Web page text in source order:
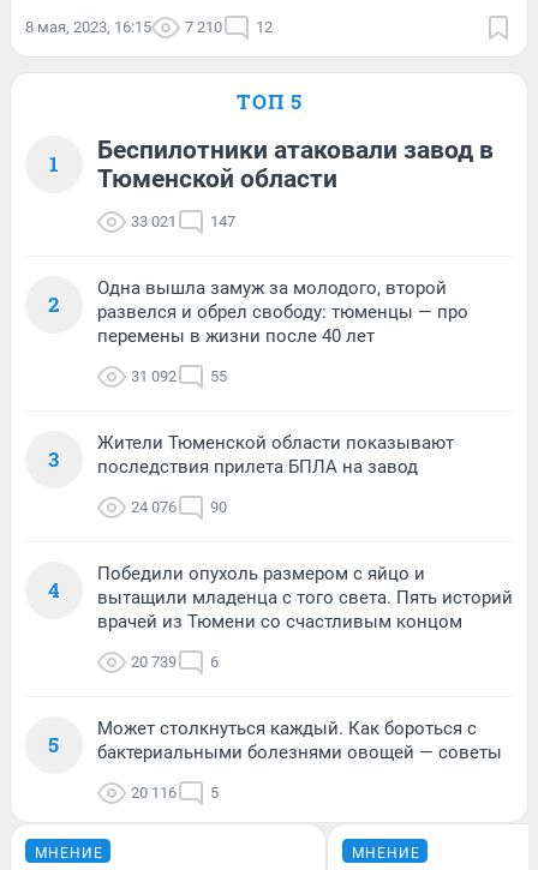
8 мая, 2023, 16:15 7 210 12
ТОП 5
1
Беспилотники атаковали завод в
Тюменской области
33 021 147
2
Одна вышла замуж за молодого, второй
развелся и обрел свободу: тюменцы — про
перемены в жизни после 40 лет
31 092 55
3
Жители Тюменской области показывают
последствия прилета БПЛА на завод
24 076 90
4
Победили опухоль размером с яйцо и
вытащили младенца с того света. Пять историй
врачей из Тюмени со счастливым концом
20 739 6
5
Может столкнуться каждый. Как бороться с
бактериальными болезнями овощей — советы
20 116 5
МНЕНИЕ МНЕНИЕ